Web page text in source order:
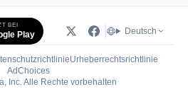
BEI
Play Deutsch
Urheberrechtsrichtlinie
AdChoices(öffnet in neuem Tab)
Inc. Alle Rechte vorbehalten